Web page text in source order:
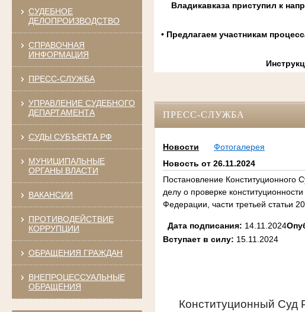
СУДЕБНОЕ
ДЕЛОПРОИЗВОДСТВО
СПРАВОЧНАЯ
ИНФОРМАЦИЯ
ПРЕСС-СЛУЖБА
УПРАВЛЕНИЕ СУДЕБНОГО
ДЕПАРТАМЕНТА
СУДЫ СУБЪЕКТА РФ
МУНИЦИПАЛЬНЫЕ
ОРГАНЫ ВЛАСТИ
ВАКАНСИИ
ПРОТИВОДЕЙСТВИЕ
КОРРУПЦИИ
ОБРАЩЕНИЯ ГРАЖДАН
ВНЕПРОЦЕССУАЛЬНЫЕ
ОБРАЩЕНИЯ
Владикавказа приступил к
• Предлагаем участникам
ПРЕСС-СЛУЖБА
Новости
Фотогалерея
Новость от 26.11.2024
Постановление Конституционного
делу о проверке
Федерации, части третьей статьи
Дата подписания: 14.11.2024
Вступает в силу: 15.11.2024
Конституционный Суд